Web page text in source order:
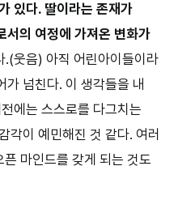
있다. 딸이라는 존재가
서의 여정에 가져온 변화가
.(웃음) 아직 어린아이들이라
넘친다. 이 생각들을 내
에는 스스로를 다그치는
각이 예민해진 것 같다. 여러
마인드를 갖게 되는 것도